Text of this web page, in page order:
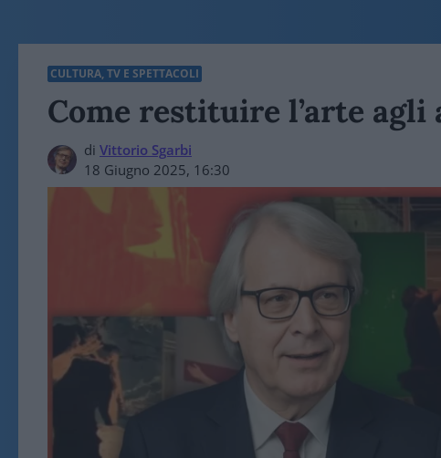
CULTURA, TV E SPETTACOLI
Come restituire l’arte
di Vittorio Sgarbi
18 Giugno 2025, 16:30